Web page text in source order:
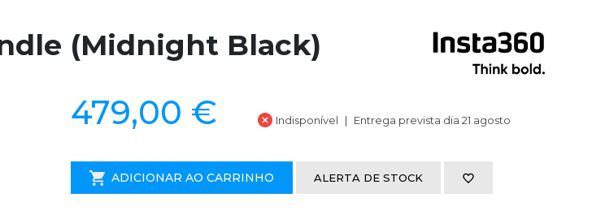
(Midnight Black)
479,00 € Indisponível Entrega prevista dia 21 agosto
ADICIONAR AO CARRINHO ALERTA DE STOCK